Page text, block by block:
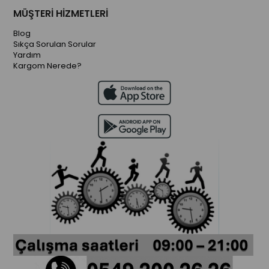
MÜŞTERİ HİZMETLERİ
Blog
Sıkça Sorulan Sorular
Yardım
Kargom Nerede?